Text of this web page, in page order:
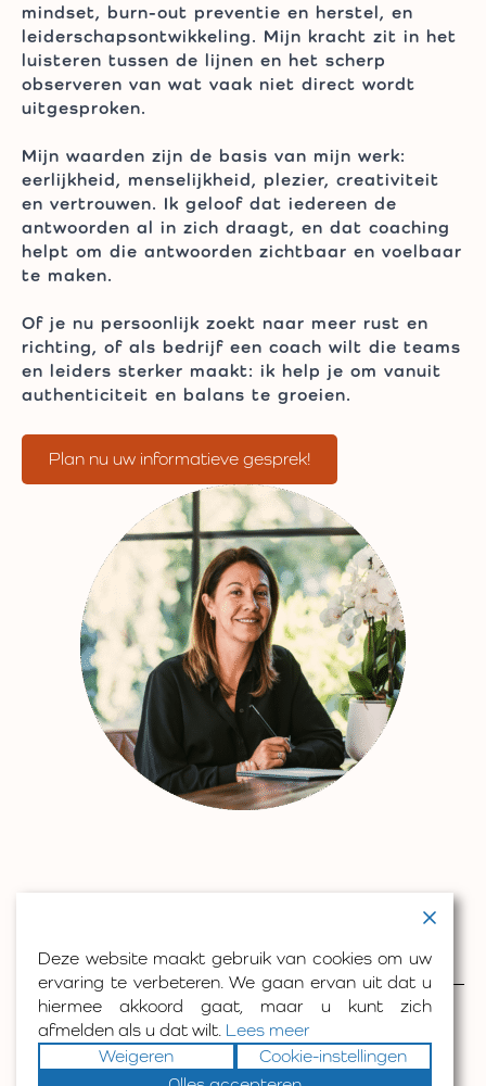
mindset, burn-out preventie en herstel, en
leiderschapsontwikkeling. Mijn kracht zit in het
luisteren tussen de lijnen en het scherp
observeren van wat vaak niet direct wordt
uitgesproken.
Mijn waarden zijn de basis van mijn werk:
eerlijkheid, menselijkheid, plezier, creativiteit
en vertrouwen. Ik geloof dat iedereen de
antwoorden al in zich draagt, en dat coaching
helpt om die antwoorden zichtbaar en voelbaar
te maken.
Of je nu persoonlijk zoekt naar meer rust en
richting, of als bedrijf een coach wilt die teams
en leiders sterker maakt: ik help je om vanuit
authenticiteit en balans te groeien.
Plan nu uw informatieve gesprek!
info@moveyourbalance.be
0495/27 60 77
Deze website maakt gebruik van cookies om uw
ervaring te verbeteren. We gaan ervan uit dat u
hiermee akkoord gaat, maar u kunt zich
afmelden als u dat wilt. Lees meer
Weigeren
Cookie-instellingen